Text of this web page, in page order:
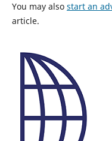
You may also start an
article.